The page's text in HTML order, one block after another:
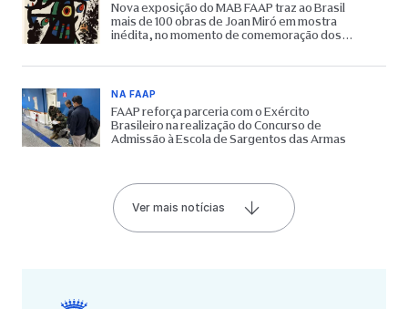
Nova exposição do MAB FAAP traz ao Brasil
mais de 100 obras de Joan Miró em mostra
inédita, no momento de comemoração dos
NA FAAP
FAAP reforça parceria com o Exército
Brasileiro na realização do Concurso de
Admissão à Escola de Sargentos das Armas
Ver mais notícias